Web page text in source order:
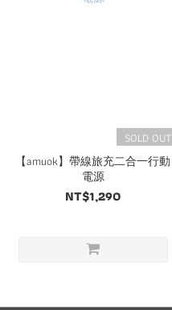
SOLD OUT
【amuok】帶線旅充二合一行動
電源
NT$1,290